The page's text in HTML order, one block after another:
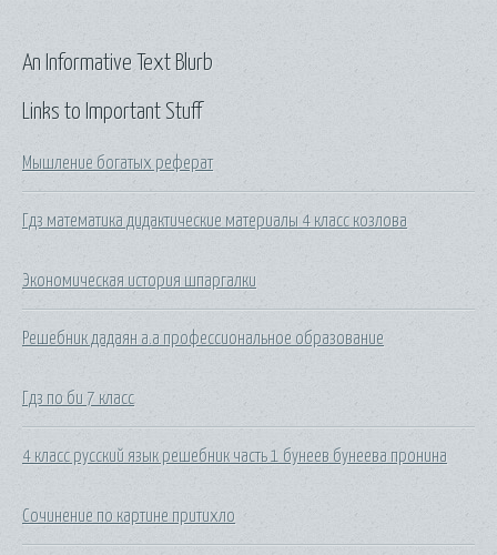
Links to Important Stuff
Мышление богатых реферат
Гдз математика дидактические материалы 4 класс козлова
Экономическая история шпаргалки
Решебник дадаян а.а профессиональное образование
Гдз по би 7 класс
4 класс русский язык решебник часть 1 бунеев бунеева пронина
Сочинение по картине притихло
An Informative Text Blurb